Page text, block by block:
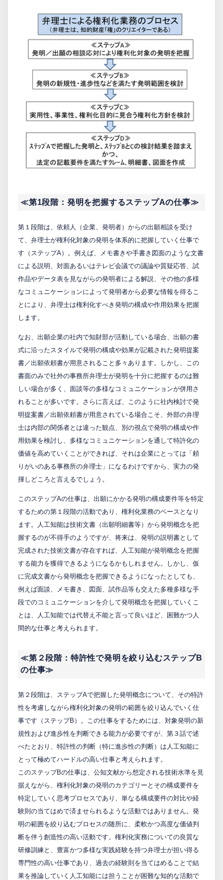
≪第1段階：発明を把握するステップAの仕事≫
第１段階は、依頼人（企業、発明者）からの出願相談を受け
て、弁理士が権利化対象の発明を体系的に把握していく仕事で
す（ステップA）。例えば、メモ書きや手書き図面のような文書
による説明、対面あるいはテレビ会議での議論や質疑応答、試
作品やデータ表を見ながらの発明者による解説、その他の多様
なコミュニケーションによって発明者から必要な情報を得るこ
とにより、弁理士は権利化すべき発明の構成や作用効果を把握
します。
なお、出願企業の社内で知財部が活動している場合、出願の書
式に沿ったスタイルで発明の構成や効果が記載された発明提案
書／出願依頼書が用意されること多々あります。しかし、この
書面のみで社外の事務所弁理士が発明を十分に把握するのは難
しい場合が多く、面談等の多様なコミュニケーションが併用さ
れることが多いです。さらに言えば、このように社内検討で発
明提案書／出願依頼書が用意されている場合こそ、外部の弁理
士は内部の関係者とは違った観点、別の視点で発明の構成や作
用効果を検討し、多様なコミュニケーションを通して特許化の
価値を高めていくことができれば、それは企業にとっては「頼
りがいのある事務所の弁理士」になるわけですから、実力の発
揮しどころと言えるでしょう。
このステップAの仕事は、出願にかかる発明の構成要件等を特定
するための第１段階の活動であり、権利化業務のベースとなり
ます。人工知能は技術文書（出願明細書等）から発明概念を把
握するのが不得手のようですが、将来は、発明の説明書として
完成された技術文書が存在すれば、人工知能が発明概念を把握
する能力を獲得できるようになるかもしれません。しかし、仮
に完成文書から発明概念を把握できるようになったとしても、
例えば面談、メモ書き、図面、試作品等も交えた多種多様な手
段でのコミュニケーションを介して発明概念を把握していくこ
とは、人工知能では代替え不能と言って良いほど、困難かつ人
間的な仕事と考えられます。
≪第２段階：特許性で発明を絞り込むステップB
の仕事≫
第２段階は、ステップAで把握した発明概念について、その特許
性を考慮しながら権利化対象の発明の範囲を絞り込んでいく仕
事です（ステップB）。この仕事をするためには、対象発明の新
規性および進歩性を判断できる能力が必要ですが、第３話で述
べたとおり、特許性の判断（特に進歩性の判断）は人工知能に
とって極めてハードルの高い仕事と考えられます。
このステップBの仕事は、公知文献から想定される技術水準を見
据えながら、権利化対象の発明のカテゴリーとその構成要件を
特定していく思考プロセスであり、単なる構成要件の対比や経
験則の当てはめで済ませられるような活動ではありません。発
明の範囲を絞り込むプロセスの随所に、柔軟かつ高度な価値判
断を伴う創造性の高い活動です。権利化実務についての良質な
研修訓練と、豊富かつ多様な実践経験を持つ弁理士が担い得る
専門性の高い仕事であり、過去の経験則を当てはめることで結
果を推論していく人工知能には担うことが困難な知的な活動で